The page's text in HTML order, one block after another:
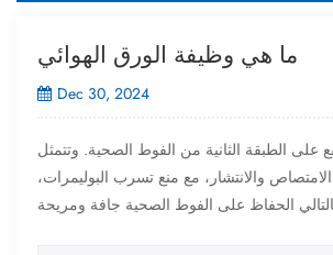
ما هي وظيفة الورق الهوائي
Dec 30, 2024
على الطبقة الثانية من الفوط الصحية. وتتمثل
والانتشار، مع منع تسرب البوليمرات،